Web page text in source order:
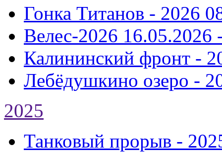
Гонка Титанов - 2026
Велес-2026 16.05.2026
Калининский фронт -
Лебёдушкино озеро -
2025
Танковый прорыв -